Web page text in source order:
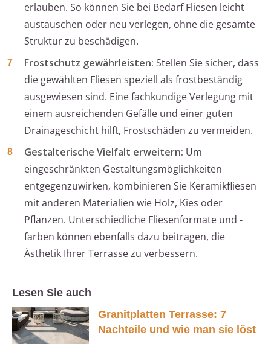
erlauben. So können Sie bei Bedarf Fliesen leicht
austauschen oder neu verlegen, ohne die gesamte
Struktur zu beschädigen.
Frostschutz gewährleisten: Stellen Sie sicher, dass
die gewählten Fliesen speziell als frostbeständig
ausgewiesen sind. Eine fachkundige Verlegung mit
einem ausreichenden Gefälle und einer guten
Drainageschicht hilft, Frostschäden zu vermeiden.
Gestalterische Vielfalt erweitern: Um
eingeschränkten Gestaltungsmöglichkeiten
entgegenzuwirken, kombinieren Sie Keramikfliesen
mit anderen Materialien wie Holz, Kies oder
Pflanzen. Unterschiedliche Fliesenformate und -
farben können ebenfalls dazu beitragen, die
Ästhetik Ihrer Terrasse zu verbessern.
Lesen Sie auch
Granitplatten Terrasse: 7
Nachteile und wie man sie löst